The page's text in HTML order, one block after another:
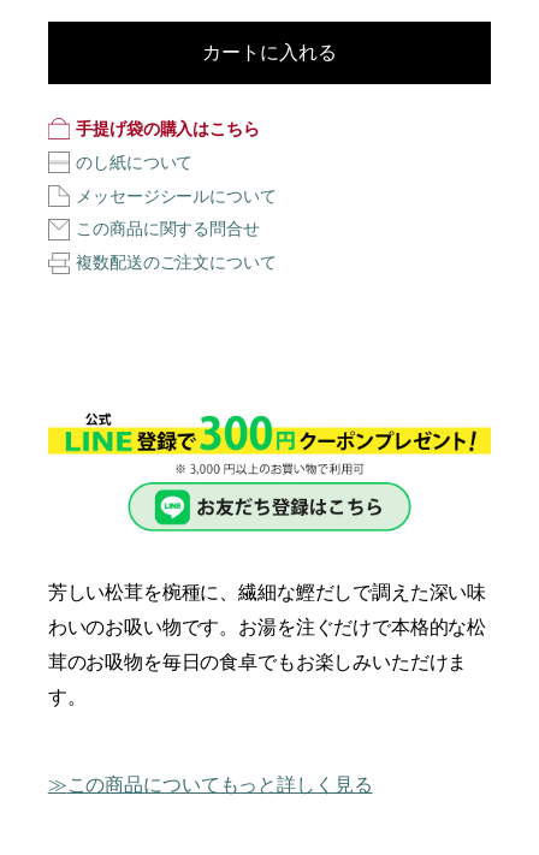
カートに入れる
手提げ袋の購入はこちら
のし紙について
メッセージシールについて
この商品に関する問合せ
複数配送のご注文について
芳しい松茸を椀種に、繊細な鰹だしで調えた深い味
わいのお吸い物です。お湯を注ぐだけで本格的な松
茸のお吸物を毎日の食卓でもお楽しみいただけま
す。
この商品についてもっと詳しく見る